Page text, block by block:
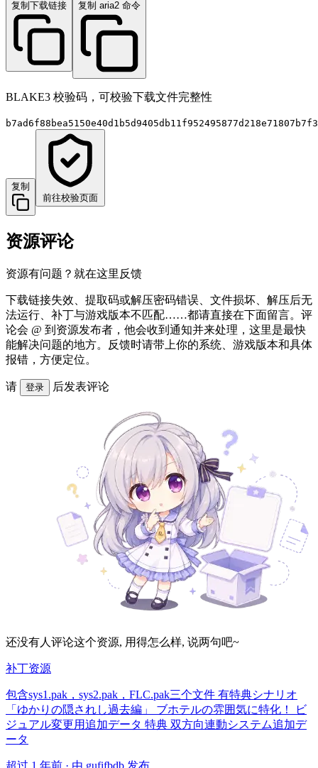
复制下载链接 复制 aria2 命令
BLAKE3 校验码，可校验下载文件完整性
复制
前往校验页面
资源评论
资源有问题？就在这里反馈
下载链接失效、提取码或解压密码错误、文件损坏、解压后无
法运行、补丁与游戏版本不匹配……都请直接在下面留言。评
论会 @ 到资源发布者，他会收到通知并来处理，这里是最快
能解决问题的地方。反馈时请带上你的系统、游戏版本和具体
报错，方便定位。
请 登录 后发表评论
还没有人评论这个资源, 用得怎么样, 说两句吧~
补丁资源
包含sys1.pak，sys2.pak，FLC.pak三个文件 有特典シナリオ
「ゆかりの隠されし過去編」 ブホテルの雰囲気に特化！ ビ
ジュアル変更用追加データ 特典 双方向連動システム追加デ
ータ
超过 1 年前 · 由 gufifbdb 发布